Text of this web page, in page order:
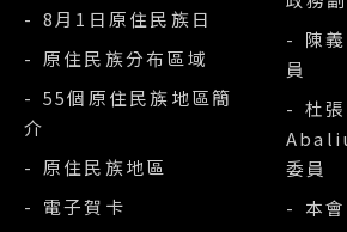
- 8月1日原住民族日
- 原住民族分布區域
- 55個原住民族地區簡
介
- 原住民族地區
- 電子賀卡
- 陳
員
- 杜
委員
- 本會